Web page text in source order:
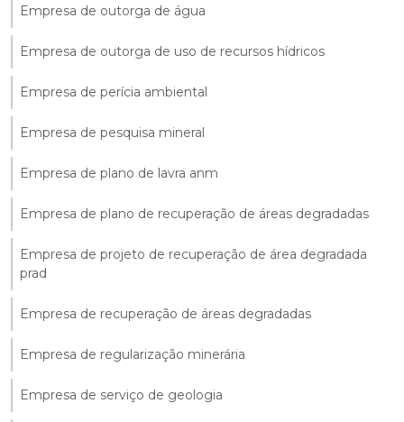
Empresa de outorga de água
Empresa de outorga de uso de recursos hídricos
Empresa de perícia ambiental
Empresa de pesquisa mineral
Empresa de plano de lavra anm
Empresa de plano de recuperação de áreas degradadas
Empresa de projeto de recuperação de área degradada
prad
Empresa de recuperação de áreas degradadas
Empresa de regularização minerária
Empresa de serviço de geologia